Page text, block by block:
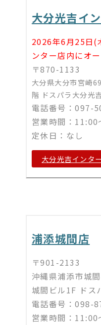
大分光吉イ
2026年6月25日(
ンター店内にオ
〒870-1133
大分県大分市宮崎
階 ドスパラ大分光
電話番号：097-
営業時間：
定休日：なし
大分光吉インタ
浦添城間店
〒901-2133
沖縄県浦添市城
城間ビル1F ドス
電話番号：098-
営業時間：